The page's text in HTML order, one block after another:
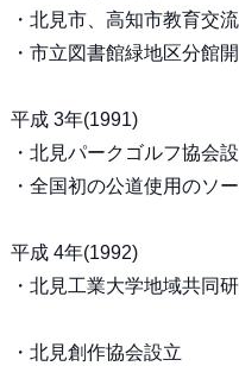
・北見市、高知
・市立図書館緑地区分館
平成 3年(1991)
・北見パークゴ
・全国初の公道使用のソ
平成 4年(1992)
・北見工業大学地
・北見創作協会設立